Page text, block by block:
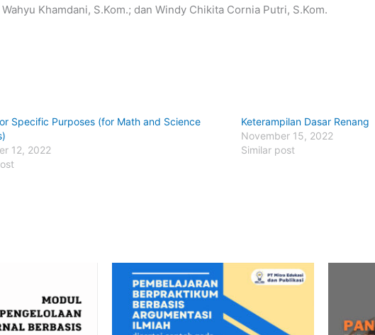
Khamdani, S.Kom.; dan Windy Chikita Cornia Putri, S.Kom.
Specific Purposes (for Math and Science
12, 2022
Keterampilan Dasar Renang
November 15, 2022
Similar post